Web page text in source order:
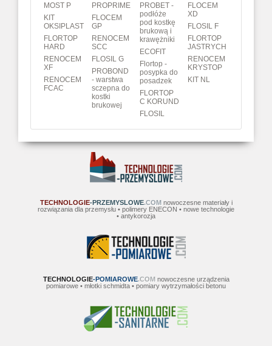
MOST P
KIT
OKSIPLAST
FLORTOP
HARD
RENOCEM
XF
RENOCEM
FCAC
PROPRIME
FLOCEM
GP
RENOCEM
SCC
FLOSIL G
PROBOND
- warstwa
sczepna do
kostki
brukowej
PROBET -
podłóże
pod kostkę
brukową i
krawężniki
ECOFIT
Flortop -
posypka do
posadzek
FLORTOP
C KORUND
FLOSIL
FLOCEM
XD
FLOSIL F
FLORTOP
JASTRYCH
RENOCEM
KRYSTOP
KIT NL
TECHNOLOGIE-PRZEMYSLOWE.COMnowoczesne materiały i
rozwiązania dla przemysłu • polimery ENECON • nowe technologie
• antykorozja
TECHNOLOGIE-POMIAROWE.COMnowoczesne urządzenia
pomiarowe • młotki schmidta • pomiary wytrzymałości betonu